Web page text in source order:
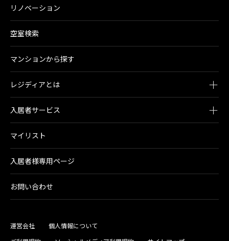
空室検索
マンションから探す
レジディアとは
リノベーション
お問い合わせ
入居者サービス
マイリスト
入居者様専用ページ
運営会社
個人情報について